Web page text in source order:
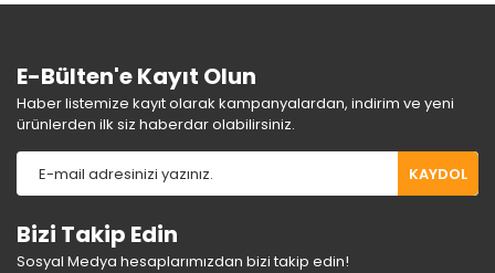
E-Bülten'e Kayıt Olun
Haber listemize kayıt olarak kampanyalardan, indirim ve yeni
ürünlerden ilk siz haberdar olabilirsiniz.
KAYDOL
Bizi Takip Edin
Sosyal Medya hesaplarımızdan bizi takip edin!